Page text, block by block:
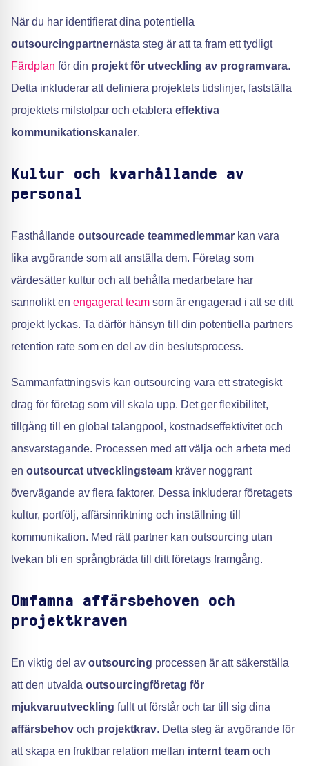
När du har identifierat dina potentiella
outsourcingpartnernästa steg är att ta fram ett tydligt
Färdplan för din projekt för utveckling av programvara.
Detta inkluderar att definiera projektets tidslinjer, fastställa
projektets milstolpar och etablera effektiva
kommunikationskanaler.
Kultur och kvarhållande av
personal
Fasthållande outsourcade teammedlemmar kan vara
lika avgörande som att anställa dem. Företag som
värdesätter kultur och att behålla medarbetare har
sannolikt en engagerat team som är engagerad i att se ditt
projekt lyckas. Ta därför hänsyn till din potentiella partners
retention rate som en del av din beslutsprocess.
Sammanfattningsvis kan outsourcing vara ett strategiskt
drag för företag som vill skala upp. Det ger flexibilitet,
tillgång till en global talangpool, kostnadseffektivitet och
ansvarstagande. Processen med att välja och arbeta med
en outsourcat utvecklingsteam kräver noggrant
övervägande av flera faktorer. Dessa inkluderar företagets
kultur, portfölj, affärsinriktning och inställning till
kommunikation. Med rätt partner kan outsourcing utan
tvekan bli en språngbräda till ditt företags framgång.
Omfamna affärsbehoven och
projektkraven
En viktig del av outsourcing processen är att säkerställa
att den utvalda outsourcingföretag för
mjukvaruutveckling fullt ut förstår och tar till sig dina
affärsbehov och projektkrav. Detta steg är avgörande för
att skapa en fruktbar relation mellan internt team och